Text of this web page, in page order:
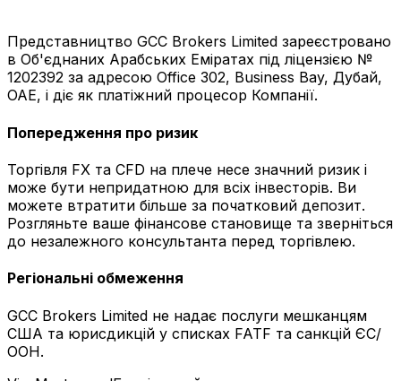
Представництво GCC Brokers Limited зареєстровано
в Об'єднаних Арабських Еміратах під ліцензією №
1202392 за адресою Office 302, Business Bay, Дубай,
ОАЕ, і діє як платіжний процесор Компанії.
Попередження про ризик
Торгівля FX та CFD на плече несе значний ризик і
може бути непридатною для всіх інвесторів. Ви
можете втратити більше за початковий депозит.
Розгляньте ваше фінансове становище та зверніться
до незалежного консультанта перед торгівлею.
Регіональні обмеження
GCC Brokers Limited не надає послуги мешканцям
США та юрисдикцій у списках FATF та санкцій ЄС/
ООН.